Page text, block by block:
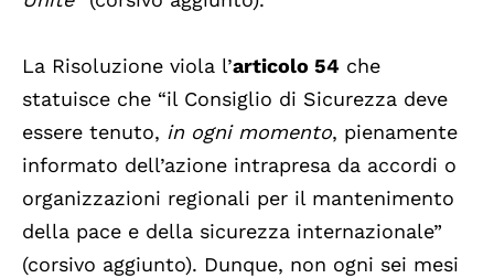
La Risoluzione viola l’articolo 54 che
statuisce che “il Consiglio di Sicurezza deve
essere tenuto, in ogni momento, pienamente
informato dell’azione intrapresa da accordi o
organizzazioni regionali per il mantenimento
della pace e della sicurezza internazionale”
(corsivo aggiunto). Dunque, non ogni sei mesi